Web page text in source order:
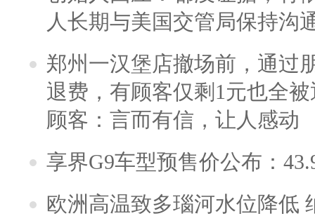
人长期与美国交管局保持沟
郑州一汉堡店撤场前，通过
退费，有顾客仅剩1元也全
顾客：言而有信，让人感动
享界G9车型预售价公布：
欧洲高温致多瑙河水位降低